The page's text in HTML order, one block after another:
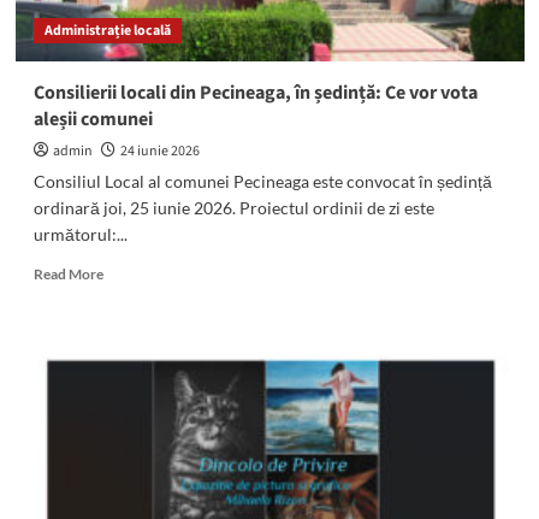
Rompetrol
și
Corbu
Jos
Administrație locală
Consilierii locali din Pecineaga, în ședință: Ce vor vota
aleșii comunei
admin
24 iunie 2026
Consiliul Local al comunei Pecineaga este convocat în ședință
ordinară joi, 25 iunie 2026. Proiectul ordinii de zi este
următorul:...
Read MoreRead
locali